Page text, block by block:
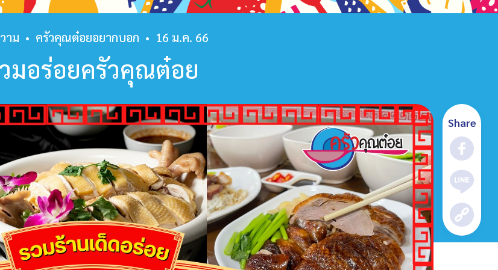
าม • ครัวคุณต๋อยอยากบอก • 16 ม.ค. 66
มอร่อยครัวคุณต๋อย
Share